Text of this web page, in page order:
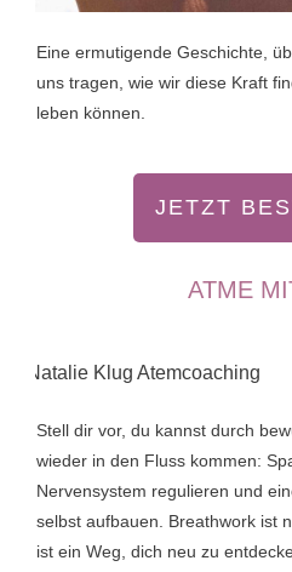
Eine ermutigende Geschichte,
uns tragen, wie wir diese Kraft
leben können.
JETZT
ATME
Stell dir vor, du kannst durch
wieder in den Fluss kommen:
Nervensystem regulieren und
selbst aufbauen. Breathwork ist
ist ein Weg, dich neu zu